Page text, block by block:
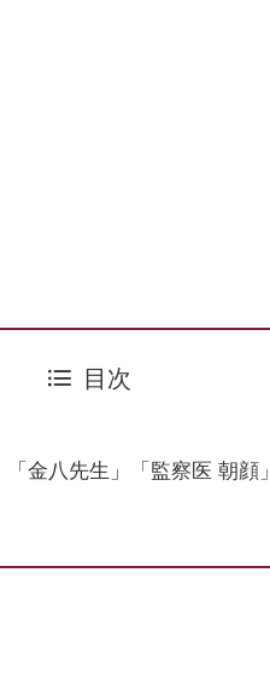
目次
金八先生」「監察医 朝顔」